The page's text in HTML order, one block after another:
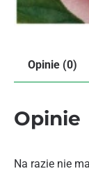
Opinie (0)
Opinie
Na razie nie